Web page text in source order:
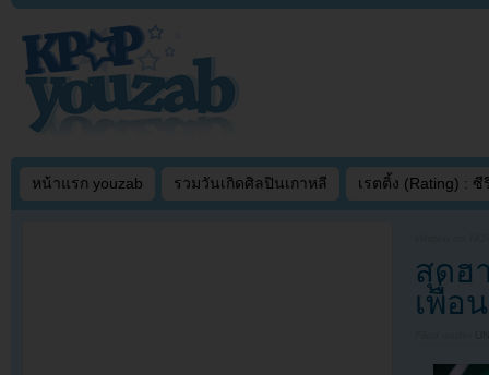
หน้าแรก youzab รวมวันเกิดศิลปินเกาหลี เรตติ้ง (Rating) : ซี
สุดฮ
เพื่อ